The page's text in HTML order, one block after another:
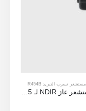
مستشعر تسرب التبريد R454B
ZRT512J وحدة الكشف عن التبريد | مستشعر غاز NDIR لـ R32 ، R454B ، R290 | RS485 الاتصالات